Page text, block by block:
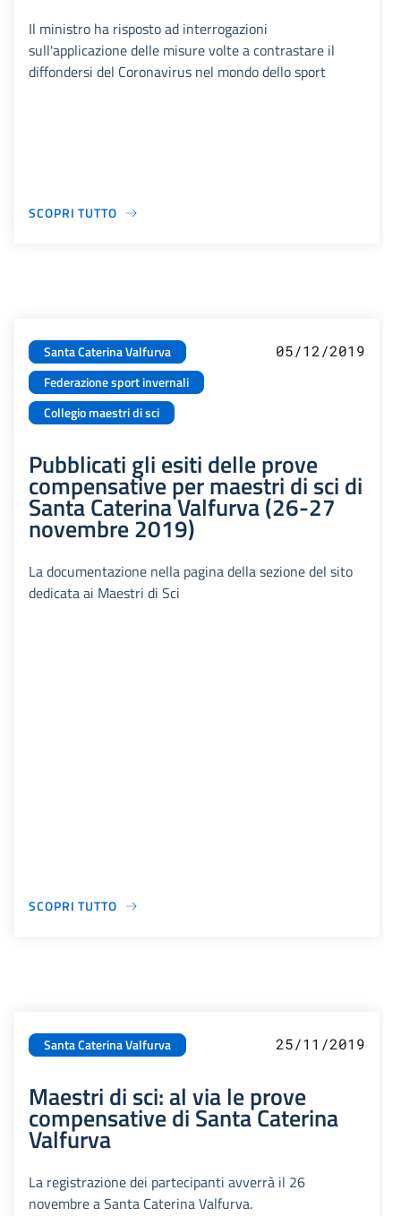
Il ministro ha risposto ad interrogazioni
sull'applicazione delle misure volte a contrastare il
diffondersi del Coronavirus nel mondo dello sport
SCOPRI TUTTO
Santa Caterina Valfurva
Federazione sport invernali
Collegio maestri di sci
05/12/2019
Pubblicati gli esiti delle prove
compensative per maestri di sci di
Santa Caterina Valfurva (26-27
novembre 2019)
La documentazione nella pagina della sezione del sito
dedicata ai Maestri di Sci
SCOPRI TUTTO
Santa Caterina Valfurva 25/11/2019
Maestri di sci: al via le prove
compensative di Santa Caterina
Valfurva
La registrazione dei partecipanti avverrà il 26
novembre a Santa Caterina Valfurva.